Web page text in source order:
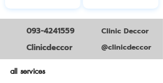
093-4241559
Clinicdeccor
Clinic Deccor
@clinicdeccor
all services